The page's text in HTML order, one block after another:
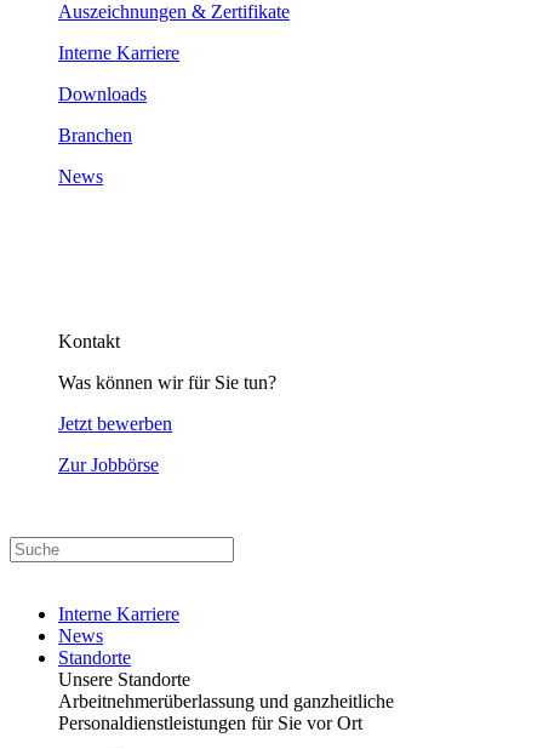
Auszeichnungen & Zertifikate
Interne Karriere
Downloads
Branchen
News
Kontakt
Was können wir für Sie tun?
Jetzt bewerben
Zur Jobbörse
Interne Karriere
News
Standorte
Unsere Standorte
Arbeitnehmerüberlassung und ganzheitliche
Personaldienstleistungen für Sie vor Ort